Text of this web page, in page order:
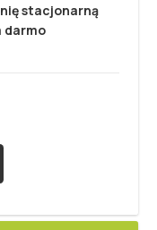
stacjonarną
darmo